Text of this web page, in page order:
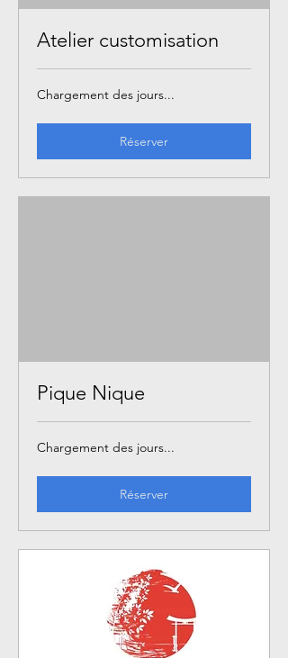
Atelier customisation
Chargement des jours...
Réserver
Pique Nique
Chargement des jours...
Réserver